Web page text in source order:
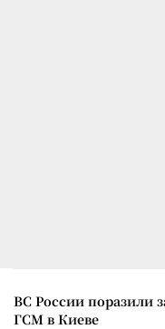
ВС России поразили
ГСМ в Киеве